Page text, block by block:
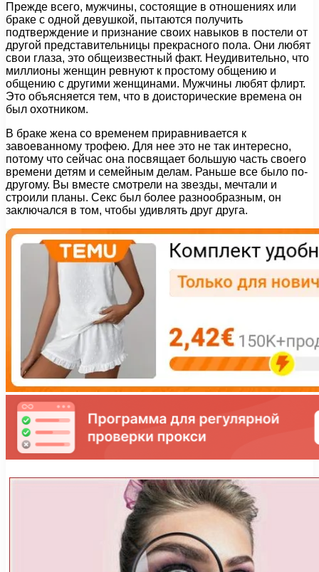
Прежде всего, мужчины, состоящие в отношениях или
браке с одной девушкой, пытаются получить
подтверждение и признание своих навыков в постели от
другой представительницы прекрасного пола. Они любят
свои глаза, это общеизвестный факт. Неудивительно, что
миллионы женщин ревнуют к простому общению и
общению с другими женщинами. Мужчины любят флирт.
Это объясняется тем, что в доисторические времена он
был охотником.
В браке жена со временем приравнивается к
завоеванному трофею. Для нее это не так интересно,
потому что сейчас она посвящает большую часть своего
времени детям и семейным делам. Раньше все было по-
другому. Вы вместе смотрели на звезды, мечтали и
строили планы. Секс был более разнообразным, он
заключался в том, чтобы удивлять друг друга.